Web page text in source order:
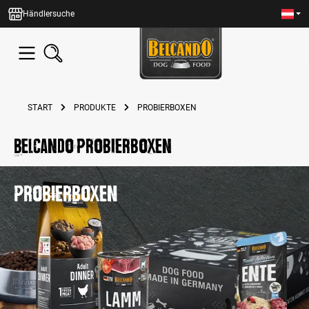
springen
Händlersuche
START PRODUKTE PROBIERBOXEN
BELCANDO Probierboxen
Probierboxen